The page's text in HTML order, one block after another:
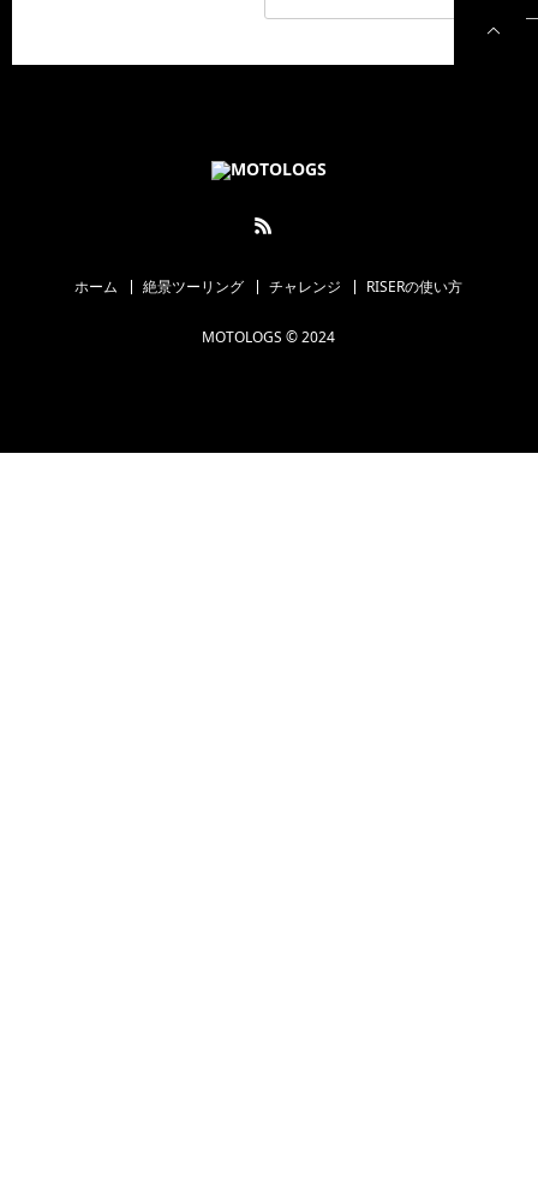
ホーム 絶景ツーリング チャレンジ RISERの使い方
MOTOLOGS © 2024